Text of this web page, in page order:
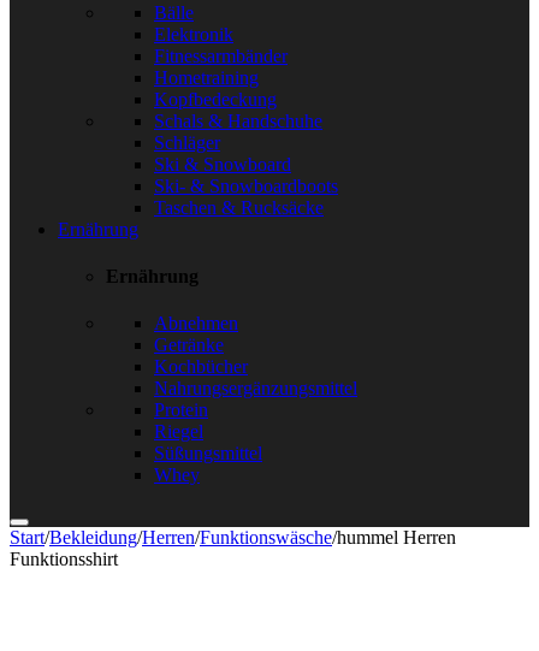
Bälle
Elektronik
Fitnessarmbänder
Hometraining
Kopfbedeckung
Schals & Handschuhe
Schläger
Ski & Snowboard
Ski- & Snowboardboots
Taschen & Rucksäcke
Ernährung
Ernährung
Abnehmen
Getränke
Kochbücher
Nahrungsergänzungsmittel
Protein
Riegel
Süßungsmittel
Whey
Start/Bekleidung/Herren/Funktionswäsche/hummel Herren
Funktionsshirt